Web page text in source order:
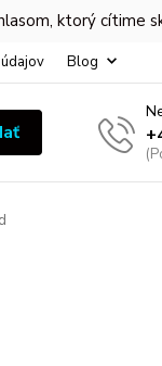
ktorý cítime
Blog